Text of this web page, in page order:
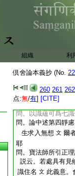
組織 利
倶舍論本義抄 (No.
260 261 262
点:無/有] [CITE]
問。論中明身異想
爾者一分天者。唯
問。論中明身異想
相望論身異義歟
問。論中答梵衆何
説。爾者。論主正
問。正理論中。明
光天中。有時諸天
明竝同文。擧二師
何釋之耶
問。以識蘊可爲七
問。論中述第四靜
生求入無想 文 爾
耶
問。寶法師所引正
説云。若處具有見
識住名 文 此義意。